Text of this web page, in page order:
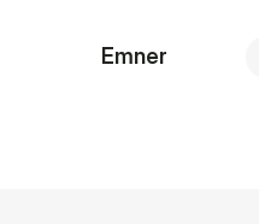
Emner